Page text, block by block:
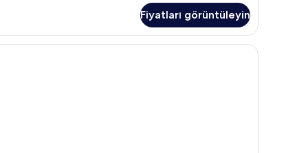
Fiyatları görüntüleyin
takımı